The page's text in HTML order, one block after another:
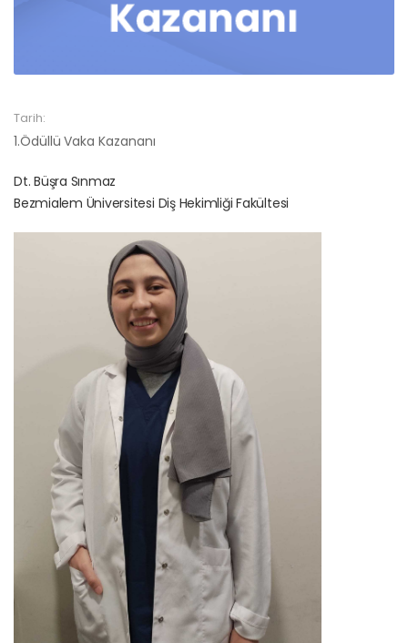
Tarih:
1.Ödüllü Vaka Kazananı
Dt. Büşra Sınmaz
Bezmialem Üniversitesi Diş Hekimliği Fakültesi